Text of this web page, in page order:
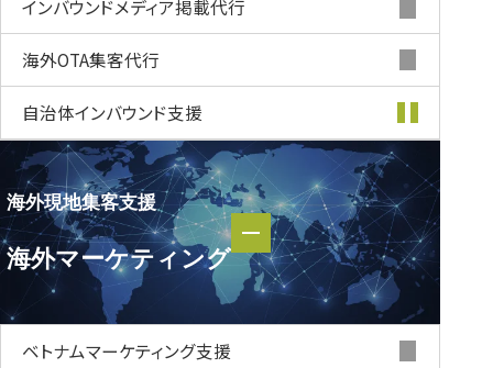
インバウンドメディア掲載代行
海外OTA集客代行
自治体インバウンド支援
海外現地集客支援
海外マーケティング
海外現地集客支援
海外マーケティング
ベトナムマーケティング支援